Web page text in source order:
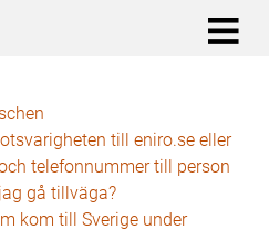
till eniro.se eller
telefonnummer till person
gå tillväga?
kom till Sverige under